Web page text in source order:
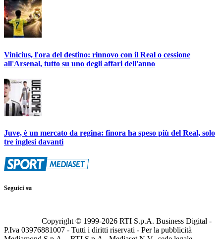
Vinicius, l'ora del destino: rinnovo con il Real o cessione
all'Arsenal, tutto su uno degli affari dell'anno
Juve, è un mercato da regina: finora ha speso più del Real, solo
tre inglesi davanti
Seguici su
Copyright © 1999-2026 RTI S.p.A. Business Digital -
P.Iva 03976881007 - Tutti i diritti riservati - Per la pubblicità